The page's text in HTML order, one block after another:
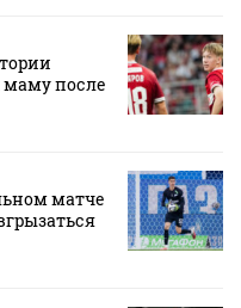
маму после
матче